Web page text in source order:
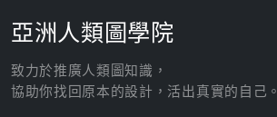
亞洲人類圖學院
致力於推廣人類圖知識，
協助你找回原本的設計，活出真實的自己。